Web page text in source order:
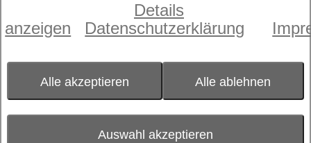
Details
anzeigen
Datenschutzerklärung
Alle akzeptieren Alle ablehnen
Auswahl akzeptieren